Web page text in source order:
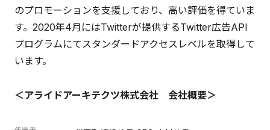
のプロモーションを支援しており、高い評価を得ていま
す。2020年4月にはTwitterが提供するTwitter広告API
プログラムにてスタンダードアクセスレベルを取得して
います。
＜アライドアーキテクツ株式会社 会社概要＞